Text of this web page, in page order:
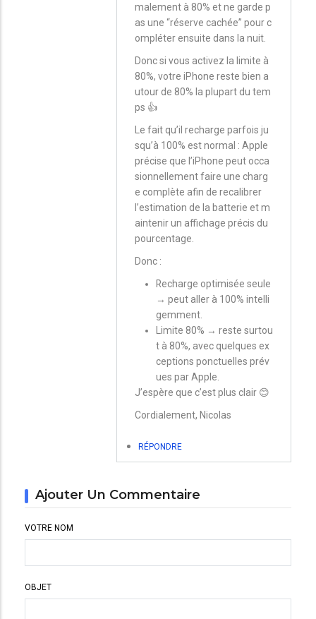
malement à 80% et ne garde p
as une “réserve cachée” pour c
ompléter ensuite dans la nuit.
Donc si vous activez la limite à
80%, votre iPhone reste bien a
utour de 80% la plupart du tem
ps 👍
Le fait qu’il recharge parfois ju
squ’à 100% est normal : Apple
précise que l’iPhone peut occa
sionnellement faire une charg
e complète afin de recalibrer
l’estimation de la batterie et m
aintenir un affichage précis du
pourcentage.
Donc :
Recharge optimisée seule
→ peut aller à 100% intelli
gemment.
Limite 80% → reste surtou
t à 80%, avec quelques ex
ceptions ponctuelles prév
ues par Apple.
J’espère que c’est plus clair 😊
Cordialement, Nicolas
RÉPONDRE
Ajouter Un Commentaire
VOTRE NOM
OBJET